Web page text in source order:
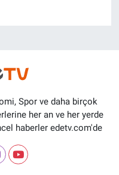
Spor ve daha birçok
her an ve her yerde
haberler edetv.com'de